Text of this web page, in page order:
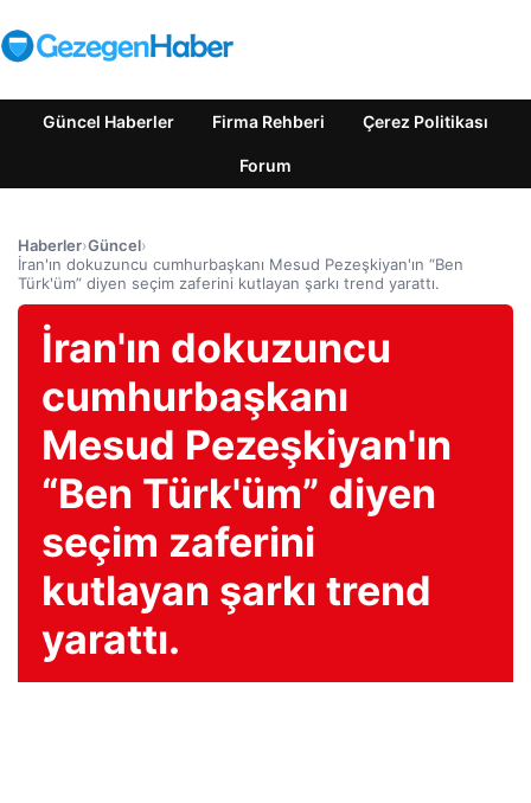
Güncel Haberler Firma Rehberi Çerez Politikası
Forum
Haberler›Güncel›
İran'ın dokuzuncu cumhurbaşkanı Mesud Pezeşkiyan'ın “Ben
Türk'üm” diyen seçim zaferini kutlayan şarkı trend yarattı.
İran'ın dokuzuncu
cumhurbaşkanı
Mesud Pezeşkiyan'ın
“Ben Türk'üm” diyen
seçim zaferini
kutlayan şarkı trend
yarattı.